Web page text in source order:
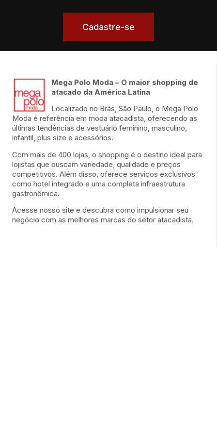
Cadastre-se
Mega Polo Moda – O maior shopping de
atacado da América Latina
Localizado no Brás, São Paulo, o Mega Polo
Moda é referência em moda atacadista, oferecendo as
últimas tendências de vestuário feminino, masculino,
infantil, plus size e acessórios.
Com mais de 400 lojas, o shopping é o destino ideal para
lojistas que buscam variedade, qualidade e preços
competitivos. Além disso, oferece serviços exclusivos
como hotel integrado e uma completa infraestrutura
gastronômica.
Acesse nosso site e descubra como impulsionar seu
negócio com as melhores marcas do setor atacadista.